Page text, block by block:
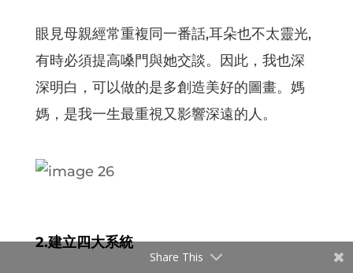
眼見母親經常重複同一番話,耳朵也不太靈光,
有時必須提高嗓門與她交談。因此，我也深
深明白，可以做的是多創造美好的圖畫。媽
媽，是我一生最重視又影響深遠的人。
2.建立四大系統
Share This